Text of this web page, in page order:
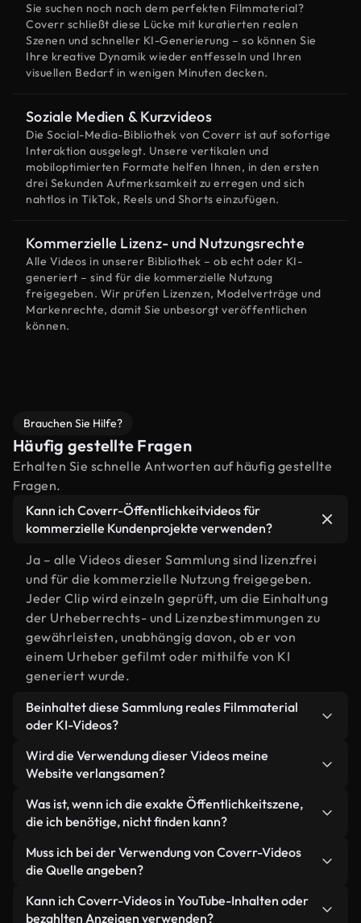
Sie suchen noch nach dem perfekten Filmmaterial?
Coverr schließt diese Lücke mit kuratierten realen
Szenen und schneller KI-Generierung – so können Sie
Ihre kreative Dynamik wieder entfesseln und Ihren
visuellen Bedarf in wenigen Minuten decken.
Soziale Medien & Kurzvideos
Die Social-Media-Bibliothek von Coverr ist auf sofortige
Interaktion ausgelegt. Unsere vertikalen und
mobiloptimierten Formate helfen Ihnen, in den ersten
drei Sekunden Aufmerksamkeit zu erregen und sich
nahtlos in TikTok, Reels und Shorts einzufügen.
Kommerzielle Lizenz- und Nutzungsrechte
Alle Videos in unserer Bibliothek – ob echt oder KI-
generiert – sind für die kommerzielle Nutzung
freigegeben. Wir prüfen Lizenzen, Modelverträge und
Markenrechte, damit Sie unbesorgt veröffentlichen
können.
Brauchen Sie Hilfe?
Häufig gestellte Fragen
Erhalten Sie schnelle Antworten auf häufig gestellte
Fragen.
Kann ich Coverr-Öffentlichkeitvideos für
kommerzielle Kundenprojekte verwenden?
Ja – alle Videos dieser Sammlung sind lizenzfrei
und für die kommerzielle Nutzung freigegeben.
Jeder Clip wird einzeln geprüft, um die Einhaltung
der Urheberrechts- und Lizenzbestimmungen zu
gewährleisten, unabhängig davon, ob er von
einem Urheber gefilmt oder mithilfe von KI
generiert wurde.
Beinhaltet diese Sammlung reales Filmmaterial
oder KI-Videos?
Beides. Es handelt sich um eine Hybridbibliothek
aus realen, von Menschen aufgenommenen
generierten Videos. Jedes Video ist eindeutig
beschriftet, sodass Sie immer wissen, was Sie
verwenden.
Wird die Verwendung dieser Videos meine
Website verlangsamen?
Nicht, wenn Sie unsere optimierten Versionen
wählen. Wir bieten schlanke, webfähige Formate,
wurden – so bleibt die Qualität hoch, während
gleichzeitig die Ladezeiten minimiert und
Kennzahlen wie LCP verbessert werden.
Was ist, wenn ich die exakte Öffentlichkeitszene,
die ich benötige, nicht finden kann?
Mit Coverr AI Studio erstellen Sie im
Handumdrehen ein solches Video. Beschreiben Sie
bei Sonnenuntergang" – und das Studio generiert
Muss ich bei der Verwendung von Coverr-Videos
die Quelle angeben?
Eine Namensnennung ist nicht erforderlich. Alle
Videos in unserer Stockbibliothek sind lizenzfrei
Kann ich Coverr-Videos in YouTube-Inhalten oder
bezahlten Anzeigen verwenden?